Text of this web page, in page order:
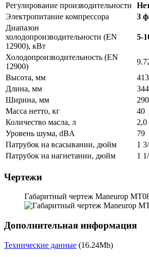
Регулирование производительности
Электропитание компрессора
3
Диапазон
холодопроизводительности (EN
12900), кВт
5-
Холодопроизводительность (EN
12900)
Высота, мм
413
Длина, мм
344
Ширина, мм
290
Масса нетто, кг
40
Количество масла, л
2,0
Уровень шума, dBA
79
Патрубок на всасывании, дюйм
1
Патрубок на нагнетании, дюйм
1
Чертежи
Габаритный чертеж Maneurop
Дополнительная информация
Технические данные (16.24Mb)